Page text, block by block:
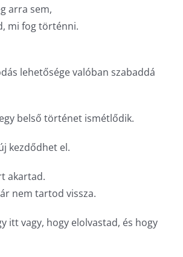
arra sem,
mi fog történni.
lehetősége valóban szabaddá
belső történet ismétlődik.
kezdődhet el.
akartad.
nem tartod vissza.
itt vagy, hogy elolvastad, és hogy